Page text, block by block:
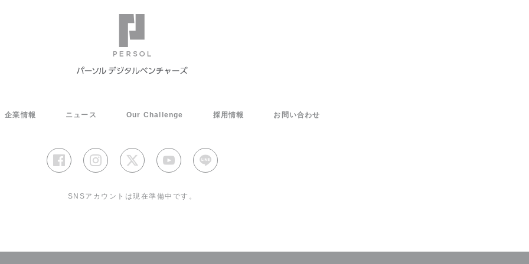
企業情報 ニュース Our Challenge 採用情報 お問い合わせ
SNSアカウントは現在準備中です。